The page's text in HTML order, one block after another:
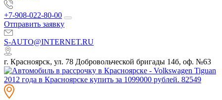
+7-908-022-80-00
Отправить заявку
S-AUTO@INTERNET.RU
г. Красноярск, ул. 78 Добровольческой бригады 14б, оф. №63